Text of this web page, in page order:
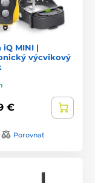
iQ MINI |
výcvikový
€
Porovnať